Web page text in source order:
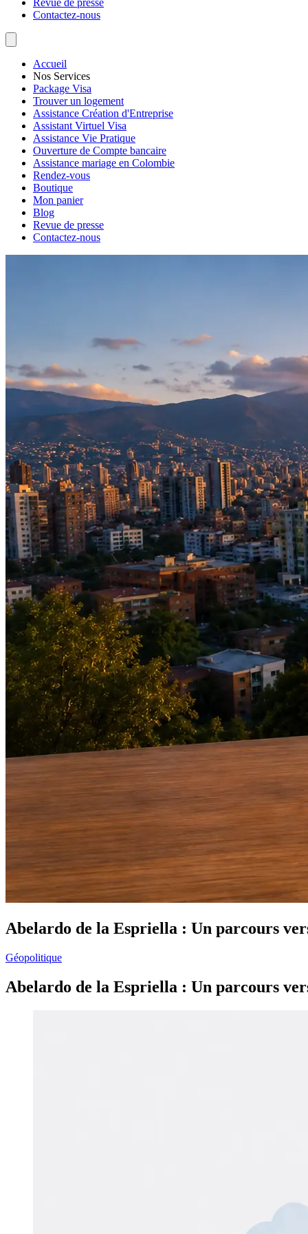
Revue de presse
Contactez-nous
Accueil
Nos Services
Package Visa
Trouver un logement
Assistance Création d'Entreprise
Assistant Virtuel Visa
Assistance Vie Pratique
Ouverture de Compte bancaire
Assistance mariage en Colombie
Rendez-vous
Boutique
Mon panier
Blog
Revue de presse
Contactez-nous
Abelardo de la Espriella : Un parcours
Géopolitique
Abelardo de la Espriella : Un parcours